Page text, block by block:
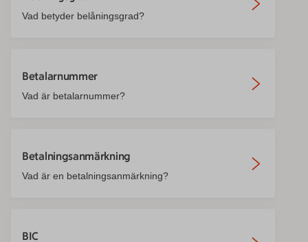
Vad betyder belåningsgrad?
Betalarnummer
Vad är betalarnummer?
Betalningsanmärkning
Vad är en betalningsanmärkning?
BIC